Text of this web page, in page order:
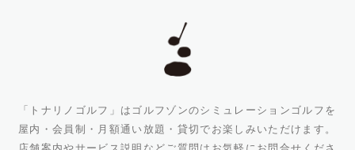
「トナリノゴルフ」はゴルフゾンのシミュレーションゴルフを
屋内・会員制・月額通い放題・貸切でお楽しみいただけます。